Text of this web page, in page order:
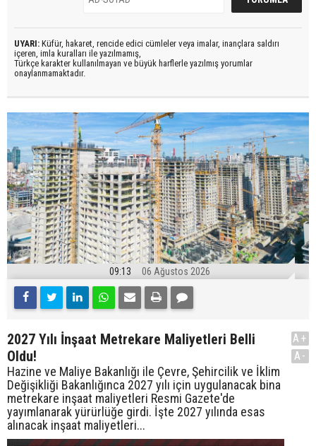
UYARI: Küfür, hakaret, rencide edici cümleler veya imalar, inançlara saldırı
içeren, imla kuralları ile yazılmamış,
Türkçe karakter kullanılmayan ve büyük harflerle yazılmış yorumlar
onaylanmamaktadır.
09:13 06 Ağustos 2026
2027 Yılı İnşaat Metrekare Maliyetleri Belli
Oldu!
Hazine ve Maliye Bakanlığı ile Çevre, Şehircilik ve İklim
Değişikliği Bakanlığınca 2027 yılı için uygulanacak bina
metrekare inşaat maliyetleri Resmi Gazete'de
yayımlanarak yürürlüğe girdi. İşte 2027 yılında esas
alınacak inşaat maliyetleri...
A+
A-